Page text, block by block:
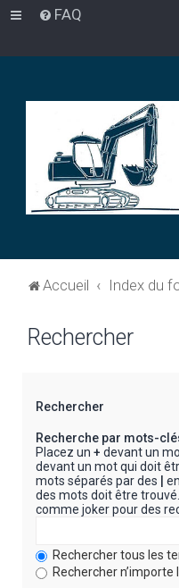
FAQ
Accueil Index du
Rechercher
Rechercher
Recherche par mots-
Placez un + devant un
devant un mot qui doit
mots séparés par des
des mots doit être
comme joker pour des
Rechercher tous les
Rechercher